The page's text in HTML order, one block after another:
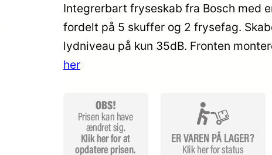
ud af 5
baseret på
kundebedø
mmelser
Integrerbart fryseskab fra Bosch med
fordelt på 5 skuffer og 2 frysefag.
lydniveau på kun 35dB. Fronten
her